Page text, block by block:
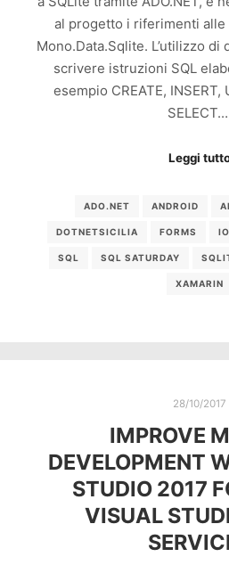
al progetto i riferimenti alle
Mono.Data.Sqlite. L’utilizzo
scrivere istruzioni SQL
esempio CREATE, INSERT,
Leggi
ADO.NET ANDROID
DOTNETSICILIA FORMS
SQL SQL SATURDAY
XAMARIN
28/10/2017
IMPROVE
DEVELOPMENT
STUDIO 2017
VISUAL